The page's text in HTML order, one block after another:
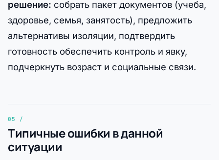
решение: собрать пакет документов (учеба,
здоровье, семья, занятость), предложить
альтернативы изоляции, подтвердить
готовность обеспечить контроль и явку,
подчеркнуть возраст и социальные связи.
Типичные ошибки в данной
ситуации